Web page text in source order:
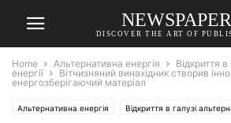
NEWSPAPER
DISCOVER THE ART OF
Home Альтернативна енергія
Відкриття
енергії
Вітчизняний винахідник створив
енергозберігаючий матеріал
Альтернативна енергія Відкриття в галузі